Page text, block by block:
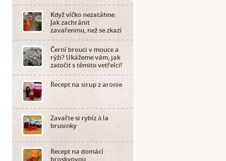
Když víčko nezatáhne:
Jak zachránit
zavařeninu, než se zkazí
Černí brouci v mouce a
rýži? Ukážeme vám, jak
zatočit s těmito vetřelci!
Recept na sirup z aronie
Zavařte si rybíz à la
brusinky
Recept na domácí
broskvovou